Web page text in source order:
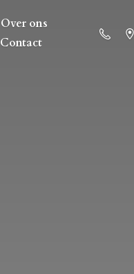
Over ons
Contact